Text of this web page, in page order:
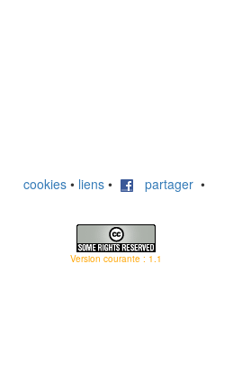
cookies • liens • partager •
Version courante : 1.1